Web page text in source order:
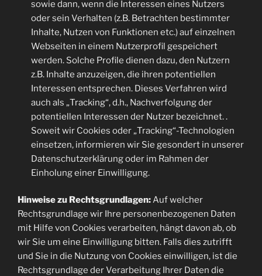
sowie dann, wenn die Interessen eines Nutzers
oder sein Verhalten (z.B. Betrachten bestimmter
Inhalte, Nutzen von Funktionen etc.) auf einzelnen
Webseiten in einem Nutzerprofil gespeichert
werden. Solche Profile dienen dazu, den Nutzern
z.B. Inhalte anzuzeigen, die ihren potentiellen
Interessen entsprechen. Dieses Verfahren wird
auch als „Tracking“, d.h., Nachverfolgung der
potentiellen Interessen der Nutzer bezeichnet. .
Soweit wir Cookies oder „Tracking“-Technologien
einsetzen, informieren wir Sie gesondert in unserer
Datenschutzerklärung oder im Rahmen der
Einholung einer Einwilligung.
Hinweise zu Rechtsgrundlagen:Auf welcher
Rechtsgrundlage wir Ihre personenbezogenen Daten
mit Hilfe von Cookies verarbeiten, hängt davon ab, ob
wir Sie um eine Einwilligung bitten. Falls dies zutrifft
und Sie in die Nutzung von Cookies einwilligen, ist die
Rechtsgrundlage der Verarbeitung Ihrer Daten die